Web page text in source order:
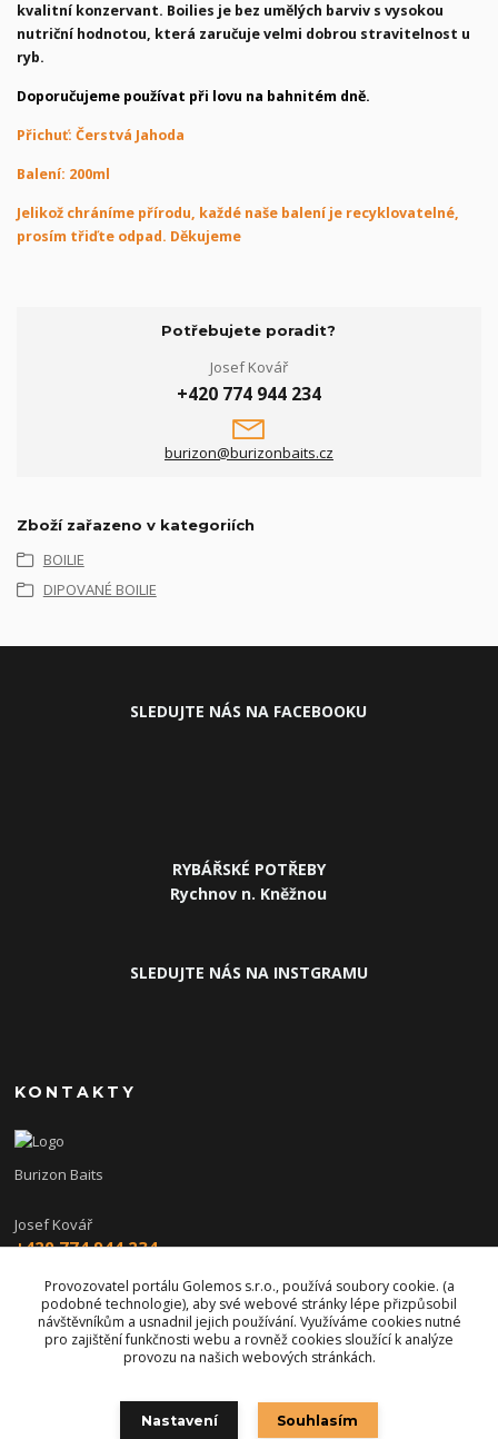
kvalitní konzervant. Boilies je bez umělých barviv s vysokou
nutriční hodnotou, která zaručuje velmi dobrou stravitelnost u
ryb.
Doporučujeme používat při lovu na bahnitém dně.
Přichuť: Čerstvá Jahoda
Balení: 200ml
Jelikož chráníme přírodu, každé naše balení je recyklovatelné,
prosím třiďte odpad. Děkujeme
Potřebujete poradit?
Josef Kovář
+420 774 944 234
burizon@burizonbaits.cz
Zboží zařazeno v kategoriích
BOILIE
DIPOVANÉ BOILIE
SLEDUJTE NÁS NA FACEBOOKU
RYBÁŘSKÉ POTŘEBY
Rychnov n. Kněžnou
SLEDUJTE NÁS NA INSTGRAMU
KONTAKTY
Burizon Baits
Josef Kovář
+420 774 944 234
burizon@burizonbaits.cz
Provozovatel portálu Golemos s.r.o., používá soubory cookie. (a
podobné technologie), aby své webové stránky lépe přizpůsobil
návštěvníkům a usnadnil jejich používání. Využíváme cookies nutné
pro zajištění funkčnosti webu a rovněž cookies sloužící k analýze
provozu na našich webových stránkách.
Nastavení Souhlasím